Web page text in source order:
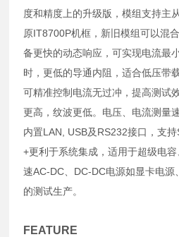
度和精度上的升级版，模组支持主
原IT8700P机框，新旧模组可以混
备更快的动态响应，可实现电流最
时，更低的导通内阻，适合低压带
可精准控制电流无过冲，提高测试
更高，纹波更低。电压、电流测量
内置LAN, USB及RS232接口，支
+更利于系统集成，适用于超级电
速AC-DC、DC-DC电源如显卡电
的测试生产。
FEATURE